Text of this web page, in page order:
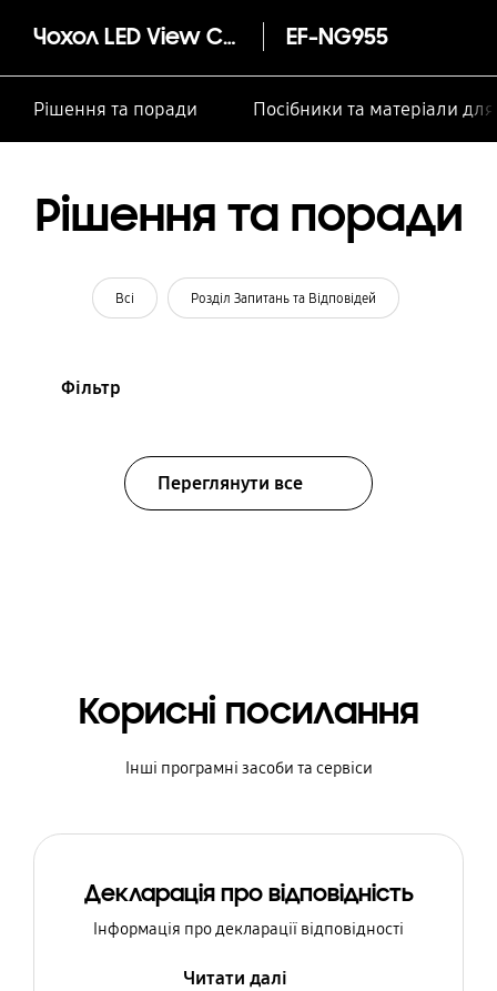
Чохол LED View Cover (Galaxy S8+) EF-NG955
Рішення та поради Посібники та матеріали
Рішення та поради
Всі Розділ Запитань та Відповідей
Фільтр
Переглянути все
Корисні посилання
Інші програмні засоби та сервіси
Декларація про відповідність
Інформація про декларації відповідності
Читати далі